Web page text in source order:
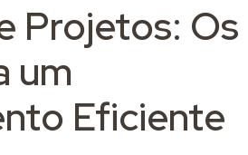
Projetos: Os
um
Eficiente